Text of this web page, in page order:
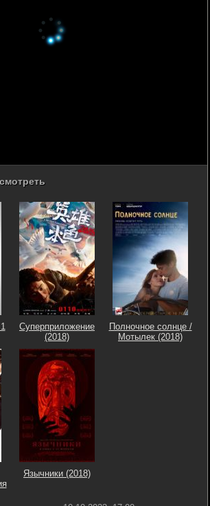
Суперприложение
(2018)
Полночное солнце /
Мотылек (2018)
Язычники (2018)